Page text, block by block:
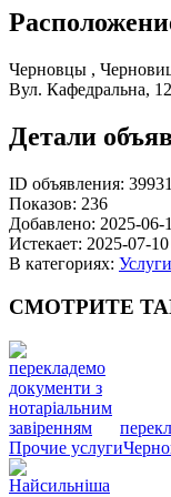
Черновцы ,
Вул. Кафедральна,
Детали
ID объявления: 39931
Показов: 236
Добавлено: 2025-06-
Истекает: 2025-07-
В категориях:
СМОТРИТЕ
Прочие услуги